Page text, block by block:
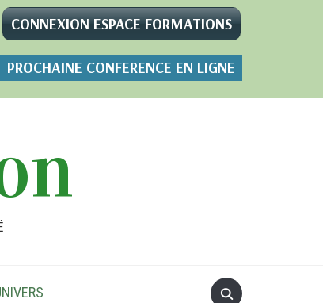
CONNEXION ESPACE FORMATIONS
PROCHAINE CONFERENCE EN LIGNE